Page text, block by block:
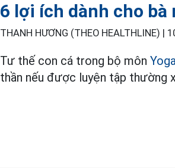
6 lợi ích dành cho
THANH HƯƠNG (THEO HEALTHLINE) |
Tư thế con cá trong bộ môn
thần nếu được luyện tập thường